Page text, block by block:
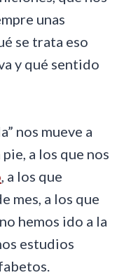
unas
se trata eso
y qué sentido
nos mueve a
a los que nos
, a los que
mes, a los que
hemos ido a la
estudios